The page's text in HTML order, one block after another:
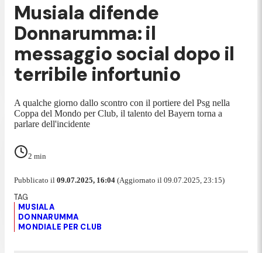
Musiala difende
Donnarumma: il
messaggio social dopo il
terribile infortunio
A qualche giorno dallo scontro con il portiere del Psg nella
Coppa del Mondo per Club, il talento del Bayern torna a
parlare dell'incidente
2 min
Pubblicato il 09.07.2025, 16:04 (Aggiornato il 09.07.2025, 23:15)
MUSIALA
DONNARUMMA
MONDIALE PER CLUB